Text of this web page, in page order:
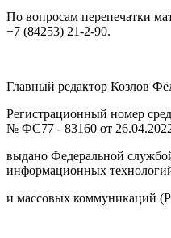
По вопросам перепечатки
+7 (84253) 21-2-90.
Главный редактор Козлов
Регистрационный номер
№ ФС77 - 83160 от
выдано Федеральной
информационных
и массовых коммуникаций